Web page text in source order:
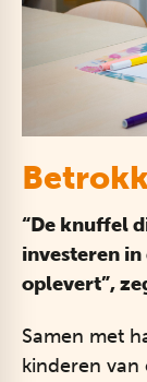
“De knuffel
investeren
oplevert”,
Samen met
kinderen van